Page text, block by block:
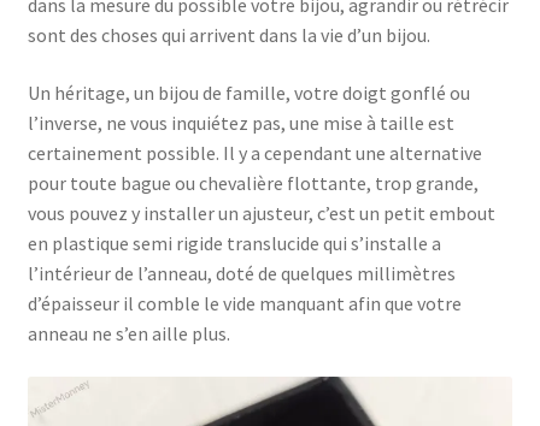
dans la mesure du possible votre bijou, agrandir ou rétrécir
sont des choses qui arrivent dans la vie d’un bijou.
Un héritage, un bijou de famille, votre doigt gonflé ou
l’inverse, ne vous inquiétez pas, une mise à taille est
certainement possible. Il y a cependant une alternative
pour toute bague ou chevalière flottante, trop grande,
vous pouvez y installer un ajusteur, c’est un petit embout
en plastique semi rigide translucide qui s’installe a
l’intérieur de l’anneau, doté de quelques millimètres
d’épaisseur il comble le vide manquant afin que votre
anneau ne s’en aille plus.